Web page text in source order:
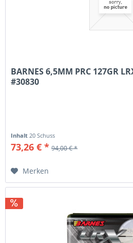
BARNES 6,5MM PRC 127GR
#30830
Inhalt 20 Schuss
73,26 € * 94,00 € *
Merken